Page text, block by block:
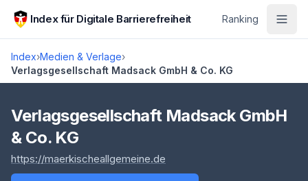
Zum Hauptinhalt springen
Index für Digitale Barrierefreiheit Ranking
Index›Medien & Verlage›
Verlagsgesellschaft Madsack GmbH & Co. KG
Score lädt
Verlagsgesellschaft Madsack GmbH
& Co. KG
https://maerkischeallgemeine.de